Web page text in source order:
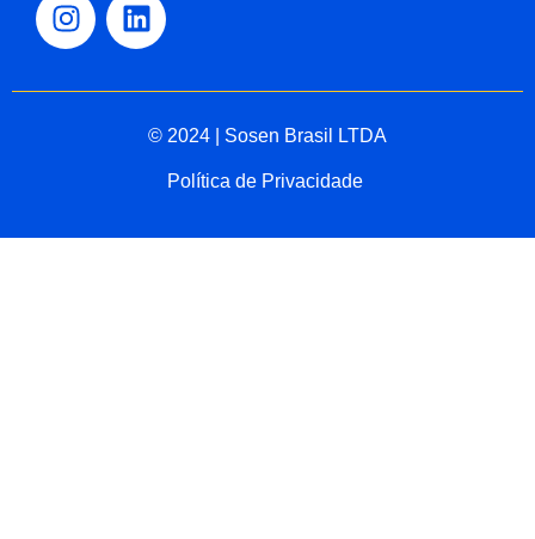
© 2024 | Sosen Brasil LTDA
Política de Privacidade